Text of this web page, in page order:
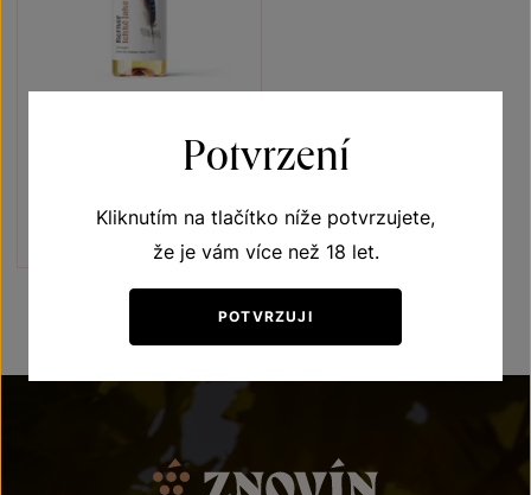
Lehké jako pírko
Šarže 5316
Kč
Potvrzení
Kliknutím na tlačítko níže potvrzujete,
že je vám více než 18 let.
POTVRZUJI